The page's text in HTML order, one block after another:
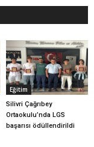
Eğitim
Silivri Çağrıbey
Ortaokulu’nda LGS
başarısı ödüllendirildi